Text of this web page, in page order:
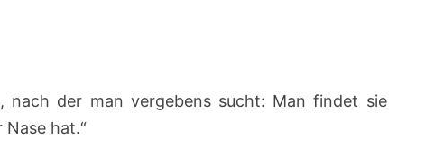
nach der man vergebens sucht: Man findet sie
hat.“